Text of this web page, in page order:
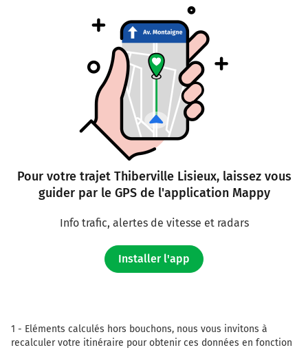
Pour votre trajet Thiberville Lisieux, laissez vous
guider par le GPS de l'application Mappy
Info trafic, alertes de vitesse et radars
Installer l'app
1 - Eléments calculés hors bouchons, nous vous invitons à
recalculer votre itinéraire pour obtenir ces données en fonction